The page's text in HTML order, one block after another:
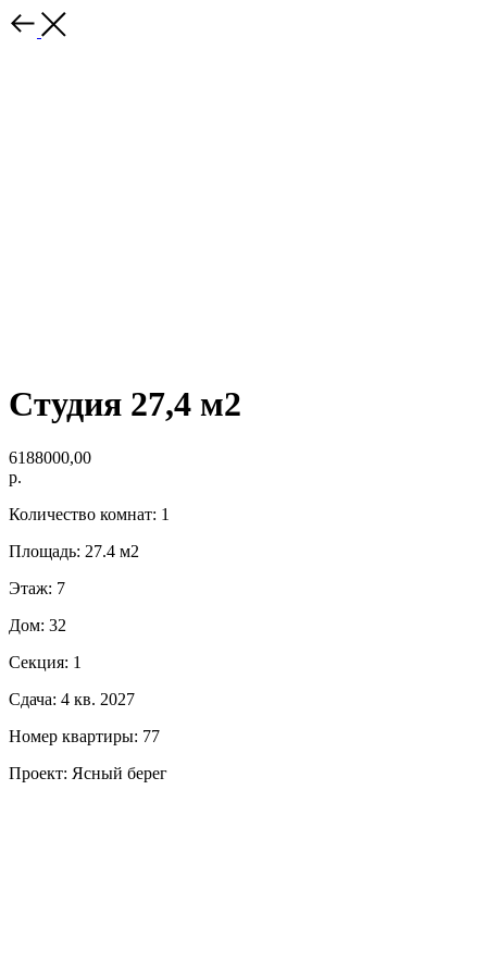
Студия 27,4 м2
6188000,00
р.
Количество комнат: 1
Площадь: 27.4 м2
Этаж: 7
Дом: 32
Секция: 1
Сдача: 4 кв. 2027
Номер квартиры: 77
Проект: Ясный берег